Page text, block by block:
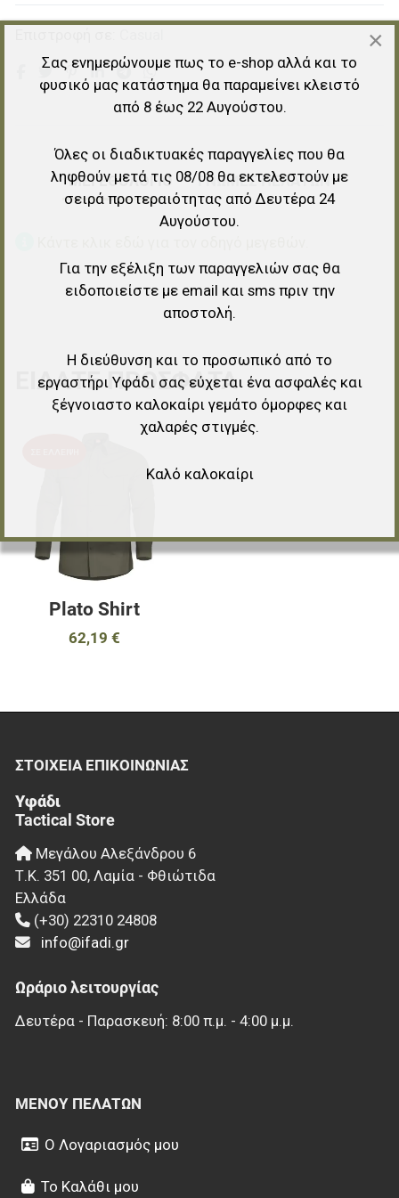
ΜΕΓΕΘΟΛΟΓΙΟ ΓΝΏΜΕΣ ΠΕΛΑΤΏΝ
ΕΊΔΑΤΕ ΠΡΌΣΦΑΤΑ
Προσθήκη για σύγκριση
Plato Shirt
62,19 €
ΣΤΟΙΧΕΊΑ EΠΙΚΟΙΝΩΝΊΑΣ
Υφάδι
Tactical Store
Μεγάλου Αλεξάνδρου 6
Τ.Κ. 351 00, Λαμία - Φθιώτιδα
Ελλάδα
(+30) 22310 24808
info@ifadi.gr
Ωράριο λειτουργίας
Δευτέρα - Παρασκευή: 8:00 π.μ. - 4:00 μ.μ.
ΜΕΝΟΎ ΠΕΛΑΤΏΝ
Ο Λογαριασμός μου
Το Καλάθι μου
×
Σας ενημερώνουμε πως το e-shop αλλά και το
φυσικό μας κατάστημα θα παραμείνει κλειστό
από 8 έως 22 Αυγούστου.
Όλες οι διαδικτυακές παραγγελίες που θα
ληφθούν μετά τις 08/08 θα εκτελεστούν με
σειρά προτεραιότητας από Δευτέρα 24
Αυγούστου.
Για την εξέλιξη των παραγγελιών σας θα
ειδοποιείστε με email και sms πριν την
αποστολή.
Η διεύθυνση και το προσωπικό από το
εργαστήρι Υφάδι σας εύχεται ένα ασφαλές και
ξέγνοιαστο καλοκαίρι γεμάτο όμορφες και
χαλαρές στιγμές.
Καλό καλοκαίρι